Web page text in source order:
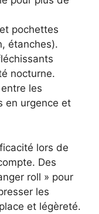
pochettes
étanches).
nocturne.
les
en urgence et
lors de
Des
roll » pour
les
et légèreté.